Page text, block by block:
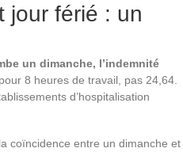
jour férié : un
un dimanche, l’indemnité
8 heures de travail, pas 24,64.
d’hospitalisation
coïncidence entre un dimanche et